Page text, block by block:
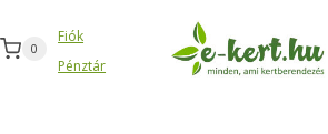
to
content
0
Fiók
Pénztár